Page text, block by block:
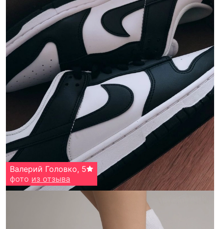
Валерий Головко, 5
фото из отзыва